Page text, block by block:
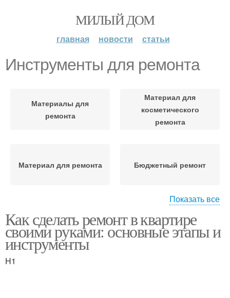
МИЛЫЙ ДОМ
главная новости статьи
Инструменты для ремонта
Материалы для
ремонта
Материал для
косметического
ремонта
Материал для ремонта Бюджетный ремонт
Ошибки при ремонте Мастера для ремонта
Показать все
Как сделать ремонт в квартире
своими руками: основные этапы и
инструменты
H1